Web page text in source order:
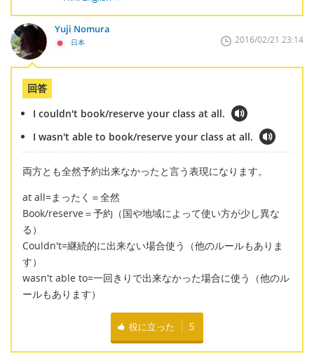
Yuji Nomura
日本 2016/02/21 23:14
回答
I couldn't book/reserve your class at all.
I wasn't able to book/reserve your class at all.
両方とも全然予約出来なかったと言う表現になります。
at all=まったく＝全然
Book/reserve＝予約（国や地域によって使い方が少し異な
る）
Couldn't=継続的に出来ない場合使う（他のルールもありま
す）
wasn't able to=一回きりで出来なかった場合に使う（他のル
ールもあります）
役に立った 5